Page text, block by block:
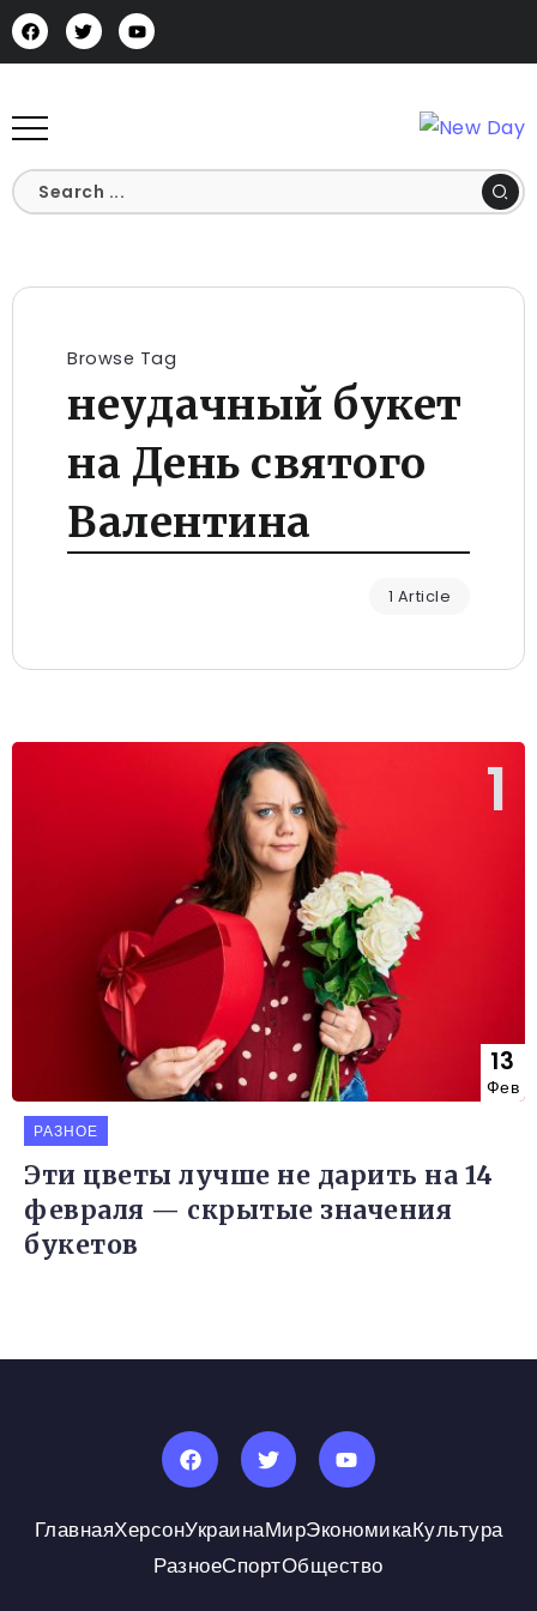
Browse Tag
неудачный букет
на День святого
Валентина
1 Article
13
Фев
РАЗНОЕ
Эти цветы лучше не дарить на 14
февраля — скрытые значения
букетов
ГлавнаяХерсонУкраинаМирЭкономикаКультура
РазноеСпортОбщество